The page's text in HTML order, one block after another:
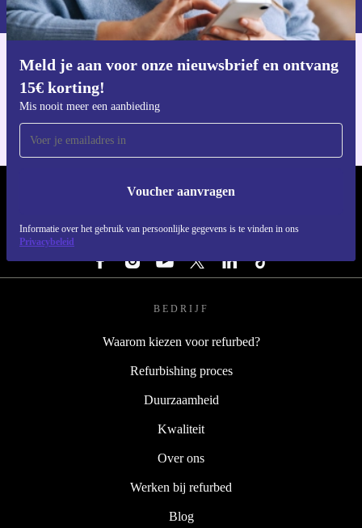
Meld je aan voor onze nieuwsbrief en ontvang
15€ korting!
Mis nooit meer een aanbieding
Voucher aanvragen
Informatie over het gebruik van persoonlijke gegevens is te vinden in ons
Privacybeleid
Download de refurbed app
REFURBED NEDERLAND - RETHINK NEW.
VOLG ONS
BEDRIJF
Waarom kiezen voor refurbed?
Refurbishing proces
Duurzaamheid
Kwaliteit
Over ons
Werken bij refurbed
Blog